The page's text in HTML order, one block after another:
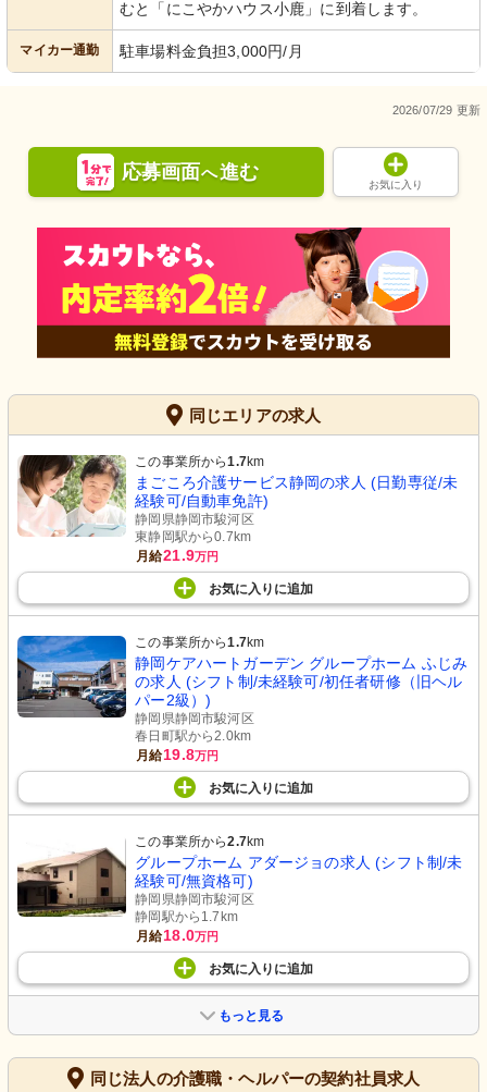
むと「にこやかハウス小鹿」に到着します。
マイカー通勤 駐車場料金負担3,000円/月
2026/07/29 更新
応募画面へ進む
お気に入り
同じエリアの求人
この事業所から1.7km
まごころ介護サービス静岡の求人 (日勤専従/未
経験可/自動車免許)
静岡県静岡市駿河区
東静岡駅から0.7km
月給21.9万円
お気に入り に追加
この事業所から1.7km
静岡ケアハートガーデン グループホーム ふじみ
の求人 (シフト制/未経験可/初任者研修（旧ヘル
パー2級）)
静岡県静岡市駿河区
春日町駅から2.0km
月給19.8万円
お気に入り に追加
この事業所から2.7km
グループホーム アダージョの求人 (シフト制/未
経験可/無資格可)
静岡県静岡市駿河区
静岡駅から1.7km
月給18.0万円
お気に入り に追加
もっと見る
同じ法人の介護職・ヘルパーの契約社員求人